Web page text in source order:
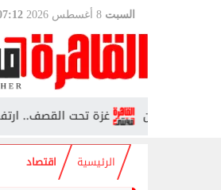
السبت 07:12
غزة تحت القصف.. ارتفاع حصيلة الشهداء إلى
الرئيسية اقتصاد